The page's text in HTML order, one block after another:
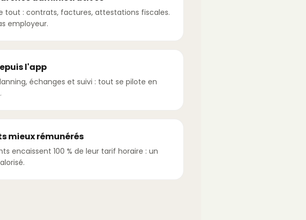
tout : contrats, factures, attestations fiscales.
employeur.
l'app
échanges et suivi : tout se pilote en
mieux rémunérés
encaissent 100 % de leur tarif horaire : un